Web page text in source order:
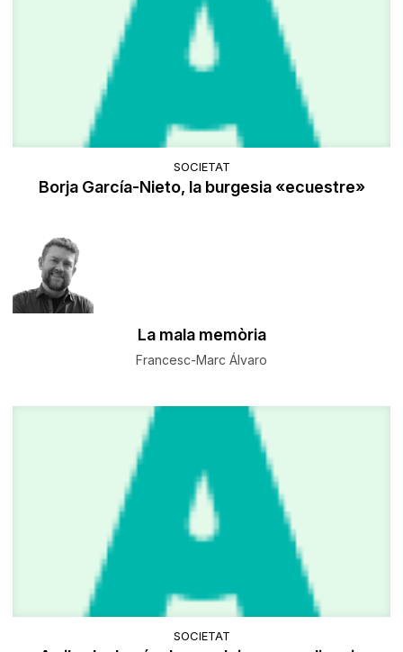
SOCIETAT
Borja García-Nieto, la burgesia «ecuestre»
La mala memòria
Francesc-Marc Álvaro
SOCIETAT